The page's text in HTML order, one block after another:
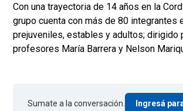
Con una trayectoria de 14 años en la
grupo cuenta con más de 80 integrantes
prejuveniles, estables y adultos; dirigido
profesores María Barrera y Nelson
Sumate a la conversación. Ingresá